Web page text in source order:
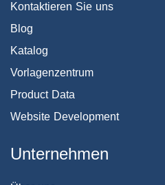
Kontaktieren Sie uns
Blog
Katalog
Vorlagenzentrum
Product Data
Website Development
Unternehmen